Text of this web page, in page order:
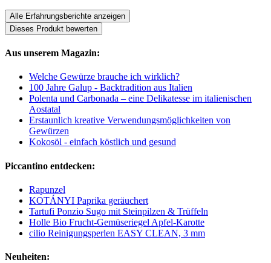
Alle Erfahrungsberichte anzeigen
Dieses Produkt bewerten
Aus unserem Magazin:
Welche Gewürze brauche ich wirklich?
100 Jahre Galup - Backtradition aus Italien
Polenta und Carbonada – eine Delikatesse im italienischen
Aostatal
Erstaunlich kreative Verwendungsmöglichkeiten von
Gewürzen
Kokosöl - einfach köstlich und gesund
Piccantino entdecken:
Rapunzel
KOTÁNYI Paprika geräuchert
Tartufi Ponzio Sugo mit Steinpilzen & Trüffeln
Holle Bio Frucht-Gemüseriegel Apfel-Karotte
cilio Reinigungsperlen EASY CLEAN, 3 mm
Neuheiten: